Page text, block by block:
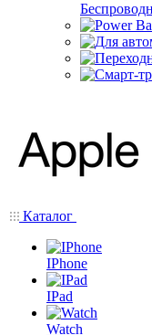
Каталог
IPhone
IPad
Watch